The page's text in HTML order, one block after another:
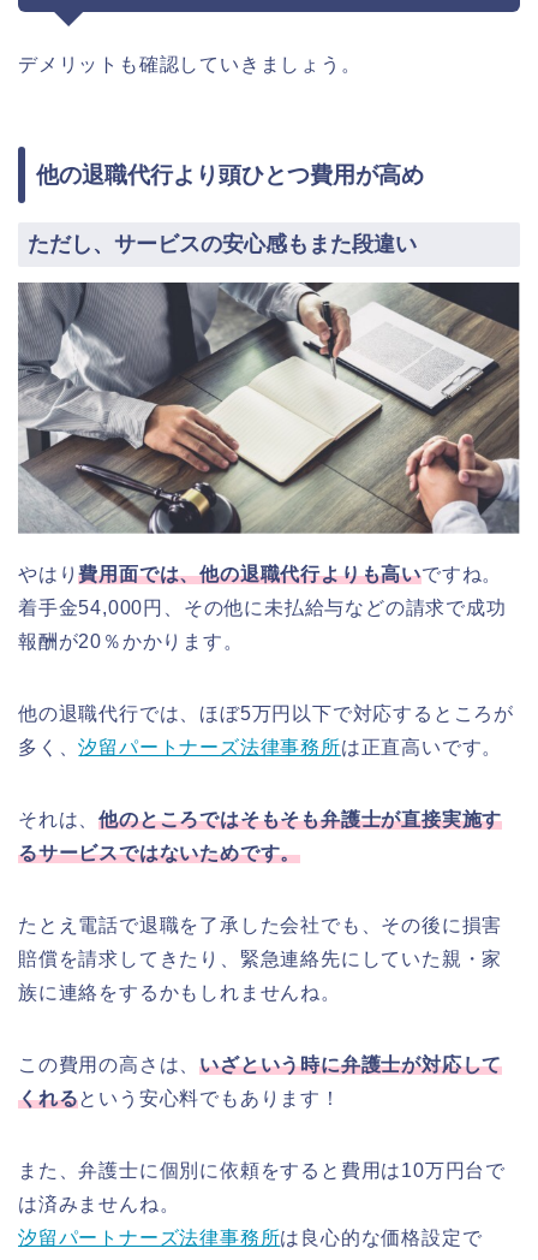
デメリットも確認していきましょう。
他の退職代行より頭ひとつ費用が高め
ただし、サービスの安心感もまた段違い
やはり費用面では、他の退職代行よりも高いですね。
着手金54,000円、その他に未払給与などの請求で成功
報酬が20％かかります。
他の退職代行では、ほぼ5万円以下で対応するところが
多く、汐留パートナーズ法律事務所は正直高いです。
それは、他のところではそもそも弁護士が直接実施す
るサービスではないためです。
たとえ電話で退職を了承した会社でも、その後に損害
賠償を請求してきたり、緊急連絡先にしていた親・家
族に連絡をするかもしれませんね。
この費用の高さは、いざという時に弁護士が対応して
くれるという安心料でもあります！
また、弁護士に個別に依頼をすると費用は10万円台で
は済みませんね。
汐留パートナーズ法律事務所は良心的な価格設定で